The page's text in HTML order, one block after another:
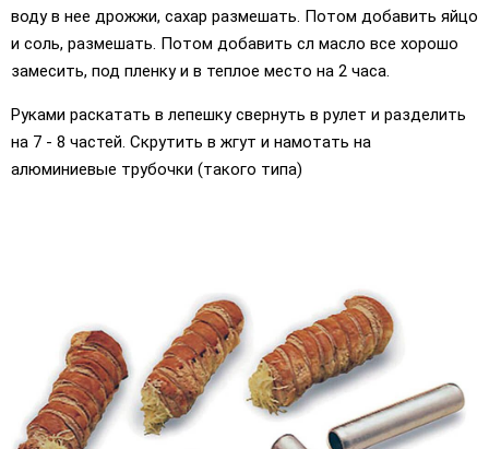
воду в нее дрожжи, сахар размешать. Потом добавить яйцо
и соль, размешать. Потом добавить сл масло все хорошо
замесить, под пленку и в теплое место на 2 часа.
Руками раскатать в лепешку свернуть в рулет и разделить
на 7 - 8 частей. Скрутить в жгут и намотать на
алюминиевые трубочки (такого типа)